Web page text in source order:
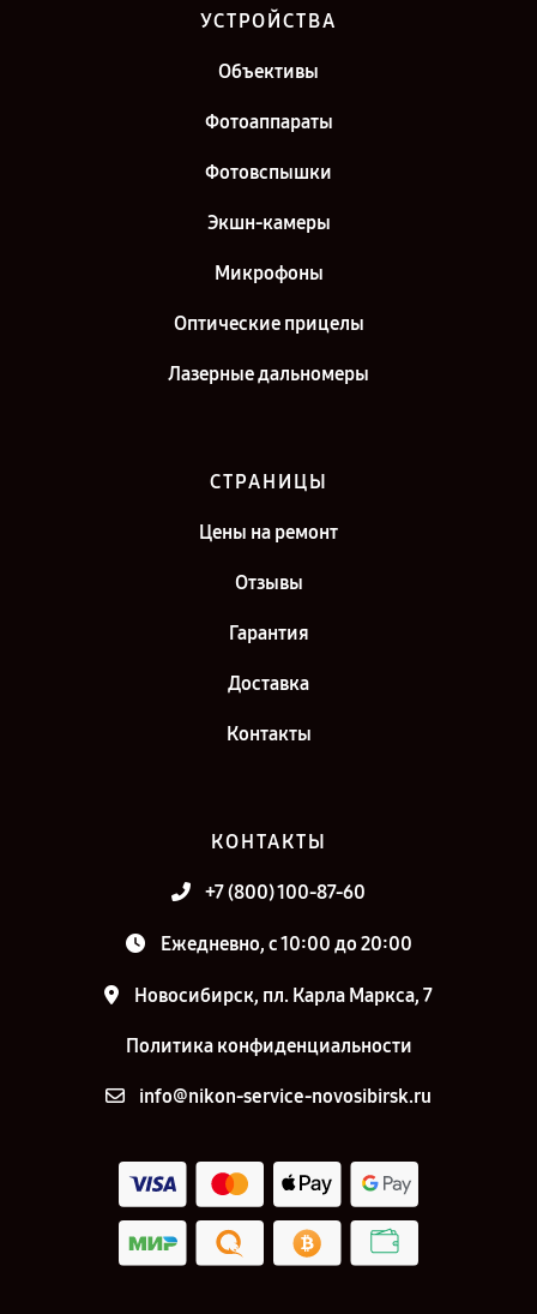
г. Екатеринбург
Ремонт объектива Nikon 28-300mm f/3.5-5.6G ED VR AF-S Nikkor в
Ремонт объектива Nikon 28-300mm f/3.5-5.6G ED VR AF-S Nikkor в
г. Санкт-Петербург
УСТРОЙСТВА
Объективы
Фотоаппараты
Фотовспышки
Экшн-камеры
Микрофоны
Оптические прицелы
Лазерные дальномеры
СТРАНИЦЫ
Цены на ремонт
Отзывы
Гарантия
Доставка
Контакты
КОНТАКТЫ
+7 (800) 100-87-60
Ежедневно, с 10:00 до 20:00
Новосибирск, пл. Карла Маркса, 7
Политика конфиденциальности
info@nikon-service-novosibirsk.ru